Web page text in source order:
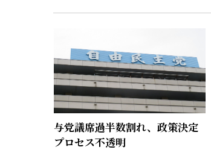
与党議席過半数割れ、政策決定
プロセス不透明